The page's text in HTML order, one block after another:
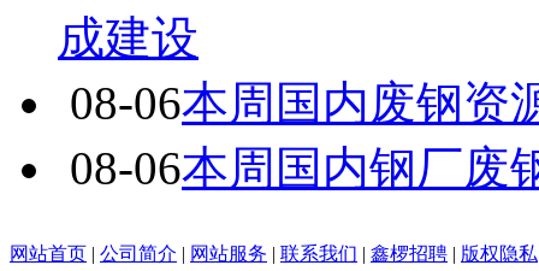
成建设
08-06本周国内废钢资
08-06本周国内钢厂废
网站首页 | 公司简介 | 网站服务 | 联系我们 | 鑫椤招聘 | 版权隐私